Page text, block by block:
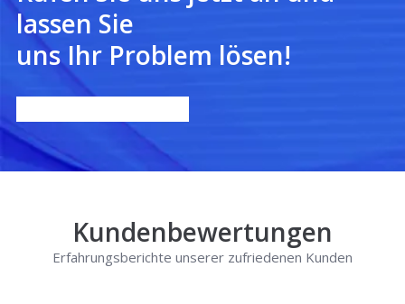
lassen Sie
uns Ihr Problem lösen!
Kundenbewertungen
Erfahrungsberichte unserer zufriedenen Kunden